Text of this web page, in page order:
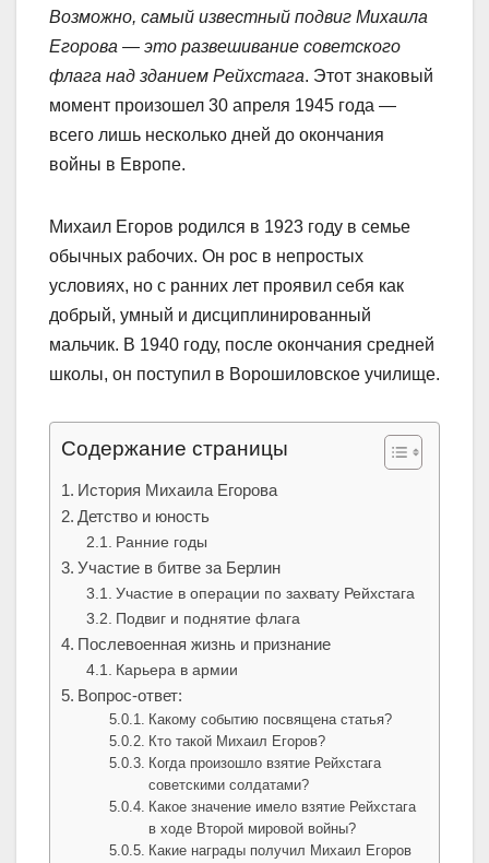
Возможно, самый известный подвиг Михаила
Егорова — это развешивание советского
флага над зданием Рейхстага. Этот знаковый
момент произошел 30 апреля 1945 года —
всего лишь несколько дней до окончания
войны в Европе.
Михаил Егоров родился в 1923 году в семье
обычных рабочих. Он рос в непростых
условиях, но с ранних лет проявил себя как
добрый, умный и дисциплинированный
мальчик. В 1940 году, после окончания средней
школы, он поступил в Ворошиловское училище.
Содержание страницы
История Михаила Егорова
Детство и юность
Ранние годы
Участие в битве за Берлин
Участие в операции по захвату Рейхстага
Подвиг и поднятие флага
Послевоенная жизнь и признание
Карьера в армии
Вопрос-ответ:
Какому событию посвящена статья?
Кто такой Михаил Егоров?
Когда произошло взятие Рейхстага
советскими солдатами?
Какое значение имело взятие Рейхстага
в ходе Второй мировой войны?
Какие награды получил Михаил Егоров